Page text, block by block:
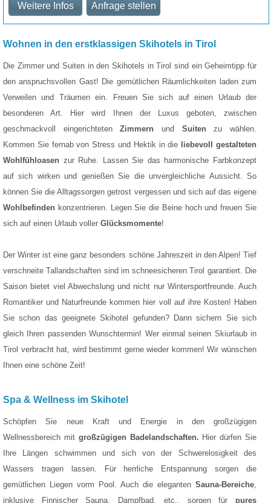
Weitere Infos Anfrage stellen
Wohnen in den erstklassigen Skihotels in Tirol
Die Zimmer und Suiten in den Skihotels in Tirol sind ein Geheimtipp für
den anspruchsvollen Gast! Die gemütlichen Räumlichkeiten laden zum
Verweilen und Träumen ein. Freuen Sie sich auf einen Urlaub der
besonderen Art. Hier wird Ihnen der Luxus geboten, zwischen
geschmackvoll eingerichtetenZimmernund Suitenzu wählen.
Kommen Sie fernab von Stress und Hektik in die
liebevoll gestalteten
Wohlfühloasen zur Ruhe. Lassen Sie das harmonische Farbkonzept
auf sich wirken und genießen Sie die unvergleichliche Aussicht. So
können Sie die Alltagssorgen getrost vergessen und sich auf das eigene
Wohlbefinden konzentrieren. Legen Sie die Beine hoch und freuen Sie
sich auf einen Urlaub voller Glücksmomente!
Der Winter ist eine ganz besonders schöne Jahreszeit in den Alpen! Tief
verschneite Tallandschaften sind im schneesicheren Tirol garantiert. Die
Saison bietet viel Abwechslung und nicht nur Wintersportfreunde. Auch
Romantiker und Naturfreunde kommen hier voll auf ihre Kosten! Haben
Sie schon das geeignete Skihotel gefunden? Dann sichern Sie sich
gleich Ihren passenden Wunschtermin! Wer einmal seinen Skiurlaub in
Tirol verbracht hat, wird bestimmt gerne wieder kommen! Wir wünschen
Ihnen eine schöne Zeit!
Spa & Wellness im Skihotel
Schöpfen Sie neue Kraft und Energie in den großzügigen
Wellnessbereich mitgroßzügigen Badelandschaften. Hier dürfen Sie
Ihre Längen schwimmen und sich von der Schwerelosigkeit des
Wassers tragen lassen. Für herrliche Entspannung sorgen die
gemütlichen Liegen vorm Pool. Auch die elegantenSauna-Bereiche,
inklusive Finnischer Sauna, Dampfbad, etc., sorgen für pures